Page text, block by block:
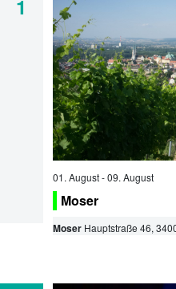
1
01. August-09. August
Moser
Moser Hauptstraße 46,